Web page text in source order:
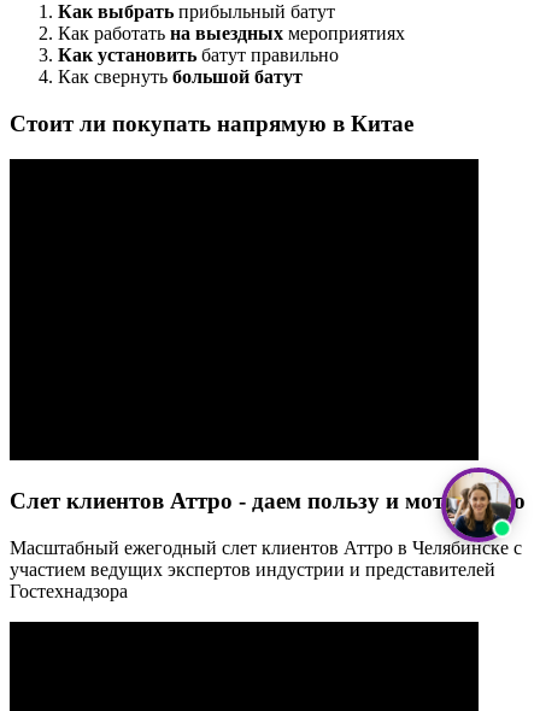
Как выбрать прибыльный батут
Как работать на выездных мероприятиях
Как установить батут правильно
Как свернуть большой батут
Стоит ли покупать напрямую в Китае
Слет клиентов Аттро - даем пользу и мотивацию
Масштабный ежегодный слет клиентов Аттро в Челябинске с
участием ведущих экспертов индустрии и представителей
Гостехнадзора